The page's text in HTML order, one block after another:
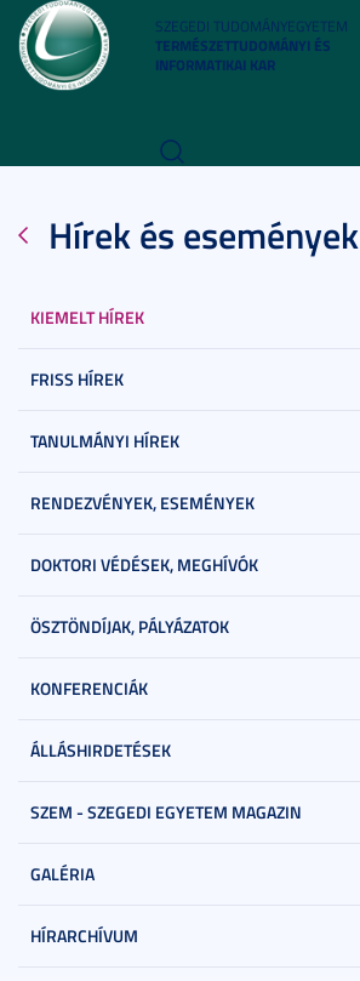
SZEGEDI TUDOMÁNYEGYETEM
TERMÉSZETTUDOMÁNYI ÉS
INFORMATIKAI KAR
Hírek és események
KIEMELT HÍREK
FRISS HÍREK
TANULMÁNYI HÍREK
RENDEZVÉNYEK, ESEMÉNYEK
DOKTORI VÉDÉSEK, MEGHÍVÓK
ÖSZTÖNDÍJAK, PÁLYÁZATOK
KONFERENCIÁK
ÁLLÁSHIRDETÉSEK
SZEM - SZEGEDI EGYETEM MAGAZIN
GALÉRIA
HÍRARCHÍVUM